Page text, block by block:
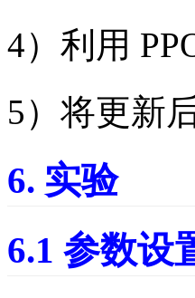
4）利用
5）将更新
6. 实验
6.1 参数设